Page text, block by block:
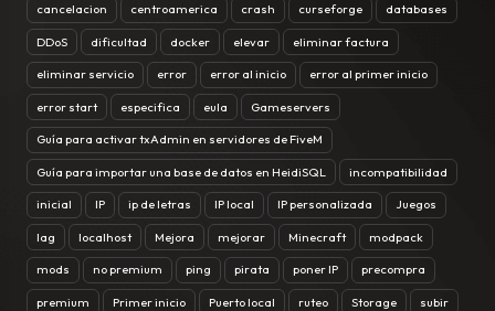
cancelacion centroamerica crash curseforge databases
DDoS dificultad docker elevar eliminar factura
eliminar servicio error error al inicio error al primer inicio
error start especifica eula Gameservers
Guía para activar txAdmin en servidores de FiveM
Guía para importar una base de datos en HeidiSQL incompatibilidad
inicial IP ip de letras IP local IP personalizada Juegos
lag localhost Mejora mejorar Minecraft modpack
mods no premium ping pirata poner IP precompra
premium Primer inicio Puerto local ruteo Storage subir